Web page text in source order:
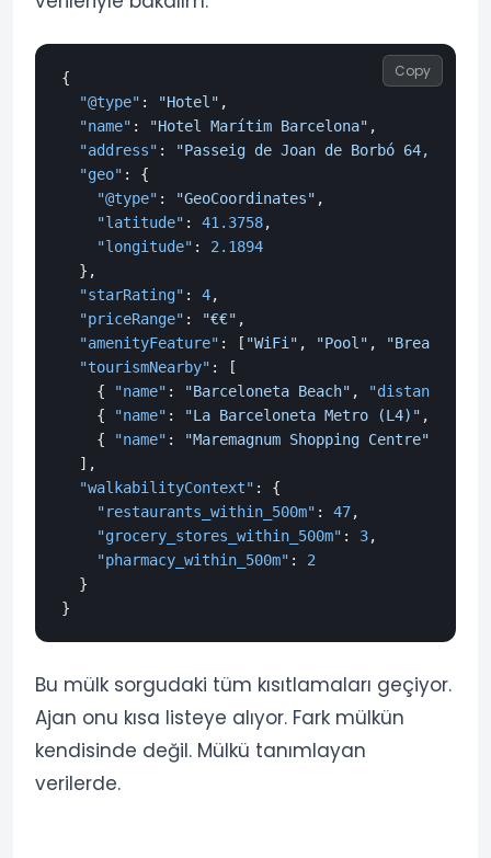
Copy
{
"@type" : "Hotel" ,
"name" : "Hotel Marítim Barcelona" ,
"address" :
"Passeig de Joan de Borbó 64,
"geo" :
{
"@type" : "GeoCoordinates" ,
"latitude" : 41.3758,
"longitude" :
2.1894
} ,
"starRating" : 4,
"priceRange" : "€€" ,
"amenityFeature" : [ "WiFi" , "Pool" , "Breakfast"
"tourismNearby" :
[
{
"name" : "Barceloneta Beach" , "distance"
{
"name" : "La Barceloneta Metro (L4)" ,
{
"name" : "Maremagnum Shopping Centre"
] ,
"walkabilityContext" :
{
"restaurants_within_500m" : 47,
"grocery_stores_within_500m" : 3,
"pharmacy_within_500m" :
2
}
}
Bu mülk sorgudaki tüm kısıtlamaları geçiyor.
Ajan onu kısa listeye alıyor. Fark mülkün
kendisinde değil. Mülkü tanımlayan
verilerde.